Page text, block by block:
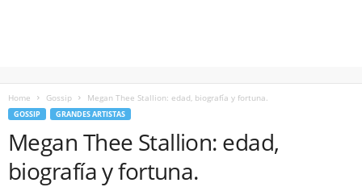
Home Gossip Megan Thee Stallion: edad, biografía y fortuna.
GOSSIP GRANDES ARTISTAS
Megan Thee Stallion: edad,
biografía y fortuna.